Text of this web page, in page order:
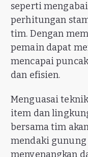
seperti
perhitungan
tim. Dengan
pemain dapat
mencapai
dan efisien.
Menguasai
item dan
bersama tim
mendaki gunung
menyenangkan